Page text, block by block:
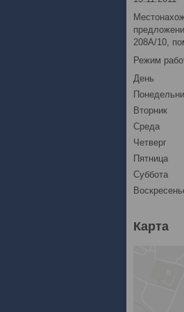
208А/10,
Режим
День
Вторник
Среда
Четверг
Пятница
Суббота
Карта